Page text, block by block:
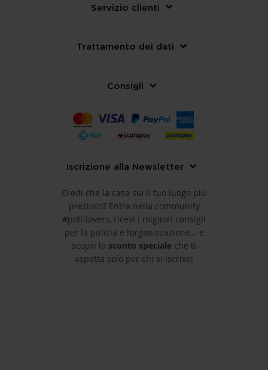
Servizio clienti
Trattamento dei dati
Consigli
Iscrizione alla Newsletter
Credi che la casa sia il tuo luogo più
prezioso? Entra nella community
#poltilovers, ricevi i migliori consigli
per la pulizia e l’organizzazione… e
scopri lo sconto speciale che ti
aspetta solo per chi si iscrive!